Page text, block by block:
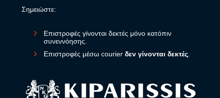
Σημειώστε:
Επιστροφές γίνονται δεκτές μόνο κατόπιν
συνεννόησης.
Επιστροφές μέσω courier δεν γίνονται δεκτές